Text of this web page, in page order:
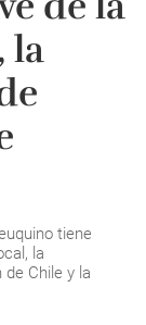
la
tiene
la
Chile y la